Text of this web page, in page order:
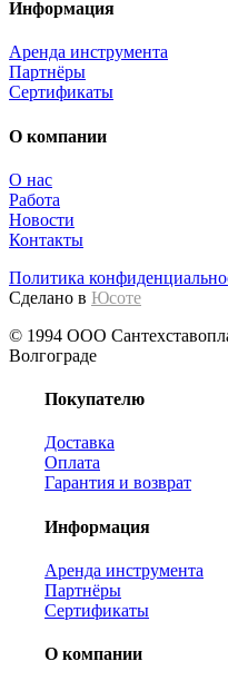
Информация
Аренда инструмента
Партнёры
Сертификаты
О компании
О нас
Работа
Новости
Контакты
Политика
Сделано в Юсоте
© 1994 ООО
Волгограде
Покупателю
Доставка
Оплата
Гарантия и возврат
Информация
Аренда инструмента
Партнёры
Сертификаты
О компании